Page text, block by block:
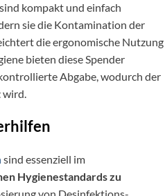
kompakt und einfach
sie die Kontamination der
die ergonomische Nutzung
bieten diese Spender
Abgabe, wodurch der
wird.
sind essenziell im
Hygienestandards zu
von Desinfektions-,